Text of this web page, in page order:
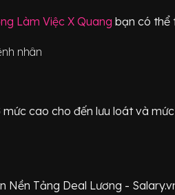
Làm Việc X Quang bạn có thể
nhân
mức cao cho đến lưu loát và
Nền Tảng Deal Lương -